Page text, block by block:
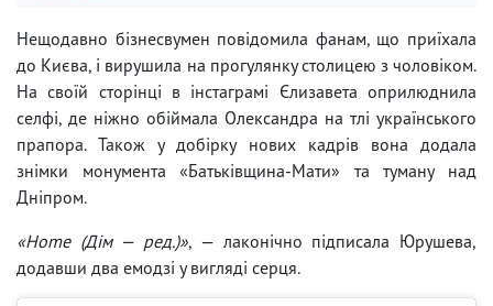
Нещодавно бізнесвумен повідомила фанам, що приїхала
до Києва, і вирушила на прогулянку столицею з чоловіком.
На своїй сторінці в інстаграмі Єлизавета оприлюднила
селфі, де ніжно обіймала Олександра на тлі українського
прапора. Також у добірку нових кадрів вона додала
знімки монумента «Батьківщина-Мати» та туману над
Дніпром.
«Home (Дім — ред.)», — лаконічно підписала Юрушева,
додавши два емодзі у вигляді серця.